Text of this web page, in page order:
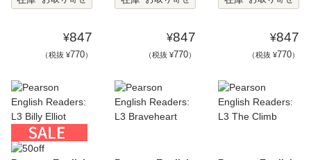
¥847
（税抜 ¥770）
¥847
（税抜 ¥770）
¥847
（税抜 ¥770）